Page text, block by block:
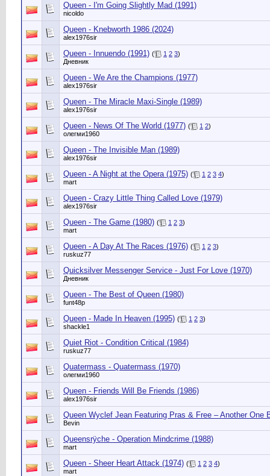
Queen - I'm Going Slightly Mad (1991)
nicoldo
Queen - Knebworth 1986 (2024)
alex1976sir
Queen - Innuendo (1991) ( 1 2 3)
Дневник
Queen - We Are the Champions (1977)
alex1976sir
Queen - The Miracle Maxi-Single (1989)
alex1976sir
Queen - News Of The World (1977) ( 1 2)
олегми1960
Queen - The Invisible Man (1989)
alex1976sir
Queen - A Night at the Opera (1975) ( 1 2 3 4)
mart
Queen - Crazy Little Thing Called Love (1979)
alex1976sir
Queen - The Game (1980) ( 1 2 3)
mart
Queen - A Day At The Races (1976) ( 1 2 3)
ruskuz77
Quicksilver Messenger Service - Just For Love (1970)
Дневник
Queen - The Best of Queen (1980)
funt48p
Queen - Made In Heaven (1995) ( 1 2 3)
shackle1
Quiet Riot - Condition Critical (1984)
ruskuz77
Quatermass - Quatermass (1970)
олегми1960
Queen - Friends Will Be Friends (1986)
alex1976sir
Queen Wyclef Jean Featuring Pras & Free – Another One
Bevin
Queensrÿche - Operation Mindcrime (1988)
mart
Queen - Sheer Heart Attack (1974) ( 1 2 3 4)
mart